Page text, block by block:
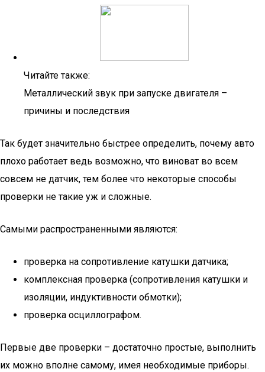
Читайте также:
Металлический звук при запуске двигателя –
причины и последствия
Так будет значительно быстрее определить, почему авто
плохо работает ведь возможно, что виноват во всем
совсем не датчик, тем более что некоторые способы
проверки не такие уж и сложные.
Самыми распространенными являются:
проверка на сопротивление катушки датчика;
комплексная проверка (сопротивления катушки и
изоляции, индуктивности обмотки);
проверка осциллографом.
Первые две проверки – достаточно простые, выполнить
их можно вполне самому, имея необходимые приборы.